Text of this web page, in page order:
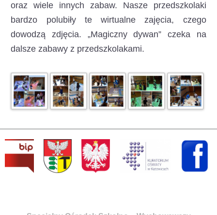
oraz wiele innych zabaw. Nasze przedszkolaki
bardzo polubiły te wirtualne zajęcia, czego
dowodzą zdjęcia. „Magiczny dywan” czeka na
dalsze zabawy z przedszkolakami.